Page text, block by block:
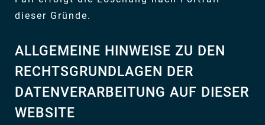
dieser Gründe.
ALLGEMEINE HINWEISE ZU DEN
RECHTSGRUNDLAGEN DER
DATENVERARBEITUNG AUF DIESER
WEBSITE